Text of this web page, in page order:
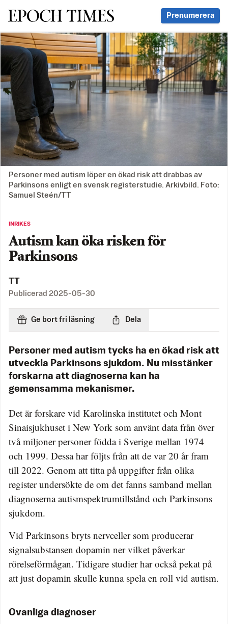
Svenska Epoch Times Prenumerera
Personer med autism löper en ökad risk att drabbas av
Parkinsons enligt en svensk registerstudie. Arkivbild. Foto:
Samuel Steén/TT
INRIKES
Autism kan öka risken för
Parkinsons
TT
Publicerad 2025-05-30
Ge bort fri läsning Dela
Personer med autism tycks ha en ökad risk att
utveckla Parkinsons sjukdom. Nu misstänker
forskarna att diagnoserna kan ha
gemensamma mekanismer.
Det är forskare vid Karolinska institutet och Mont
Sinaisjukhuset i New York som använt data från över
två miljoner personer födda i Sverige mellan 1974
och 1999. Dessa har följts från att de var 20 år fram
till 2022. Genom att titta på uppgifter från olika
register undersökte de om det fanns samband mellan
diagnoserna autismspektrumtillstånd och Parkinsons
sjukdom.
Vid Parkinsons bryts nervceller som producerar
signalsubstansen dopamin ner vilket påverkar
rörelseförmågan. Tidigare studier har också pekat på
att just dopamin skulle kunna spela en roll vid autism.
Ovanliga diagnoser